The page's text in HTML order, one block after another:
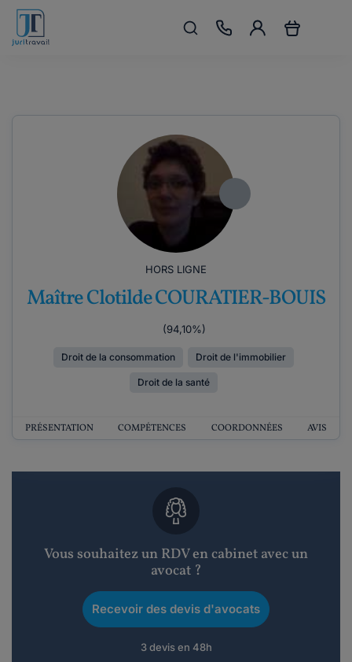
HORS LIGNE
Maître Clotilde COURATIER-BOUIS
(94,10%)
Droit de la consommation Droit de l'immobilier
Droit de la santé
PRÉSENTATION COMPÉTENCES COORDONNÉES AVIS
Vous souhaitez un RDV en cabinet avec un
avocat ?
Recevoir des devis d'avocats
3 devis en 48h